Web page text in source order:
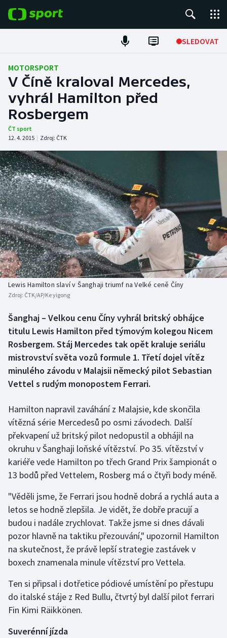
SLEDOVAT
Fotbal
Hokej
Tenis
Atletika
Cyklistika
DALŠÍ SPORTY
Americký fotbal
Baseball a softbal
Basketbal
Biatlon
Box
Curling
Dostihy
Florbal
Golf
Gymnastika
Házená
Jezdectví
Judo
Lezení
NEPŘEHLÉDNĚTE
Soutěže
Historické návraty
Aplikace ČT sport
MOTORSPORT
V Číně kraloval Mercedes,
vyhrál Hamilton před
Rosbergem
ČT sport
12. 4. 2015 | Zdroj: ČTK
Lewis Hamilton slaví v Šanghaji triumf na Velké ceně Číny
Zdroj: ČTK/AP/Ke yigong
Šanghaj – Velkou cenu Číny vyhrál britský obhájce
titulu Lewis Hamilton před týmovým kolegou Nicem
Rosbergem. Stáj Mercedes tak opět kraluje seriálu
mistrovství světa vozů formule 1. Třetí dojel vítěz
minulého závodu v Malajsii německý pilot Sebastian
Vettel s rudým monopostem Ferrari.
Hamilton napravil zaváhání z Malajsie, kde skončila
vítězná série Mercedesů po osmi závodech. Další
překvapení už britský pilot nedopustil a obhájil na
okruhu v Šanghaji loňské vítězství. Po 35. vítězství v
kariéře vede Hamilton po třech Grand Prix šampionát o
13 bodů před Vettelem, Rosberg má o čtyři body méně.
"Věděli jsme, že Ferrari jsou hodně dobrá a rychlá auta a
letos se hodně zlepšila. Je vidět, že dobře pracují a
budou i nadále zrychlovat. Takže jsme si dnes dávali
pozor hlavně na taktiku přezouvání," upozornil Hamilton
na skutečnost, že právě lepší strategie zastávek v
boxech znamenala minule vítězství pro Vettela.
Ten si připsal i dotřetice pódiové umístění po přestupu
do italské stáje z Red Bullu, čtvrtý byl další pilot ferrari
Fin Kimi Räikkönen.
Suverénní jízda